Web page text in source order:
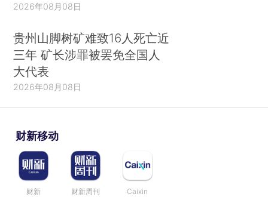
2026年08月08日
贵州山脚树矿难致16人死亡近
三年 矿长涉罪被罢免全国人
大代表
2026年08月08日
财新移动
财新 财新周刊 Caixin